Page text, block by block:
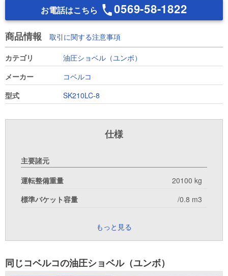
お電話はこちら 0569-58-1822
商品情報 取引に関する注意事項
カテゴリ
油圧ショベル（ユンボ）
メーカー
コベルコ
型式
SK210LC-8
仕様
主要諸元
運転整備重量
20100 kg
標準バケット容量
/0.8 m3
もっと見る
同じコベルコの油圧ショベル（ユンボ）